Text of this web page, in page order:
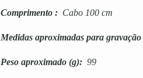
Comprimento : Cabo 100 cm
Medidas aproximadas para gravação
Peso aproximado (g): 99